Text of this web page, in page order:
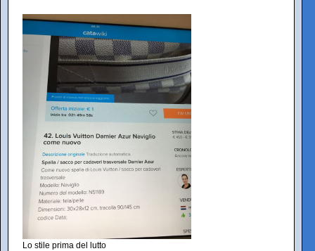
Lo stile prima del lutto